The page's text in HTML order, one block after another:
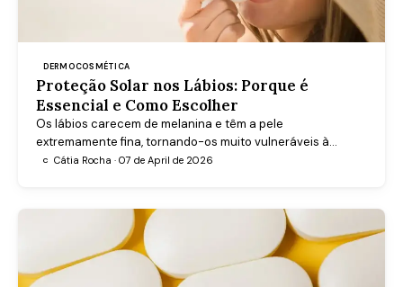
DERMOCOSMÉTICA
Proteção Solar nos Lábios: Porque é
Essencial e Como Escolher
Os lábios carecem de melanina e têm a pele
extremamente fina, tornando-os muito vulneráveis à
radiação UV. Saiba como escolher um batom com proteção
C Cátia Rocha · 07 de April de 2026